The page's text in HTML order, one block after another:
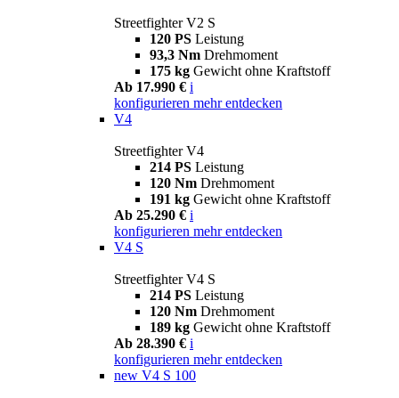
Streetfighter V2 S
120 PS Leistung
93,3 Nm Drehmoment
175 kg Gewicht ohne Kraftstoff
Ab 17.990 € i
konfigurieren mehr entdecken
V4
Streetfighter V4
214 PS Leistung
120 Nm Drehmoment
191 kg Gewicht ohne Kraftstoff
Ab 25.290 € i
konfigurieren mehr entdecken
V4 S
Streetfighter V4 S
214 PS Leistung
120 Nm Drehmoment
189 kg Gewicht ohne Kraftstoff
Ab 28.390 € i
konfigurieren mehr entdecken
new V4 S 100